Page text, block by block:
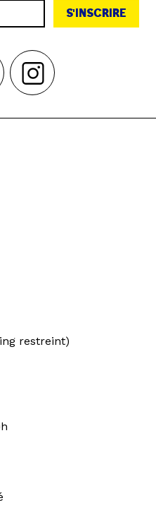
S'INSCRIRE
restreint)